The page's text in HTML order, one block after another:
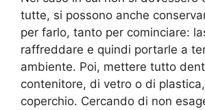
tutte, si possono anche
per farlo, tanto per cominciare:
raffreddare e quindi portarle a
ambiente. Poi, mettere tutto
contenitore, di vetro o di
coperchio. Cercando di non